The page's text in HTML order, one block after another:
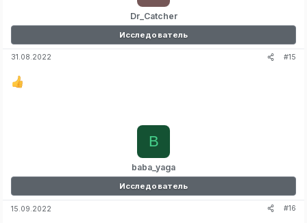
Dr_Catcher
Исследователь
31.08.2022 #15
baba_yaga
B
Исследователь
15.09.2022 #16